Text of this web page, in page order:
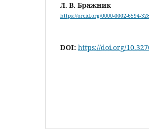
Л. В. Бражник
https://orcid.org/0000-0002-6594-
DOI: https://doi.org/